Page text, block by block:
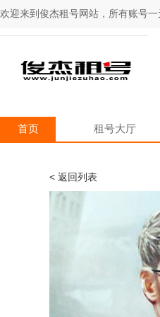
欢迎来到俊杰租号网站，所有账号一
首页 租号大厅
< 返回列表